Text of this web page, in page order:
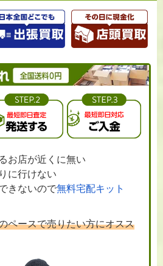
お店が近くに無い
に行けない
きないので無料宅配キット
ペースで売りたい方にオスス